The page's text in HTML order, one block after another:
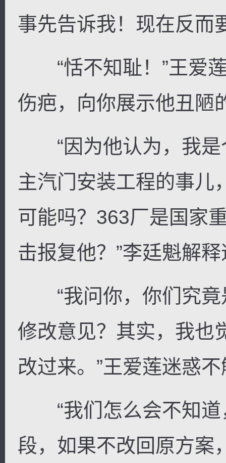
事先告诉我！现在反而
“恬不知耻！”王爱莲
伤疤，向你展示他丑陋
“因为他认为，我是
主汽门安装工程的事儿
可能吗？363厂是国家
击报复他？”李廷魁解
“我问你，你们究竟
修改意见？其实，我也
改过来。”王爱莲迷惑
“我们怎么会不知道
段，如果不改回原方案